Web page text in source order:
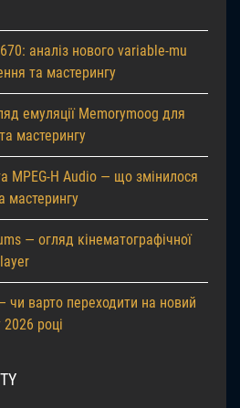
аналіз нового variable-mu
та мастерингу
емуляції Memorymoog для
мастерингу
MPEG-H Audio — що змінилося
мастерингу
— огляд кінематографічної
чи варто переходити на новий
2026 році